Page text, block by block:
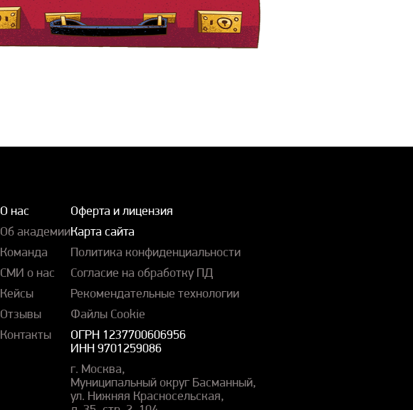
О нас
Об академии
Команда
СМИ о нас
Кейсы
Отзывы
Контакты
Оферта и лицензия
Карта сайта
Политика конфиденциальности
Согласие на обработку ПД
Рекомендательные технологии
Файлы Cookie
ОГРН 1237700606956
ИНН 9701259086
г. Москва,
Муниципальный округ Басманный,
ул. Нижняя Красносельская,